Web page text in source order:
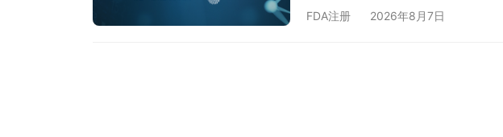
疗设备领域的核心产品，呼吸机
FDA注册 2026年8月7日